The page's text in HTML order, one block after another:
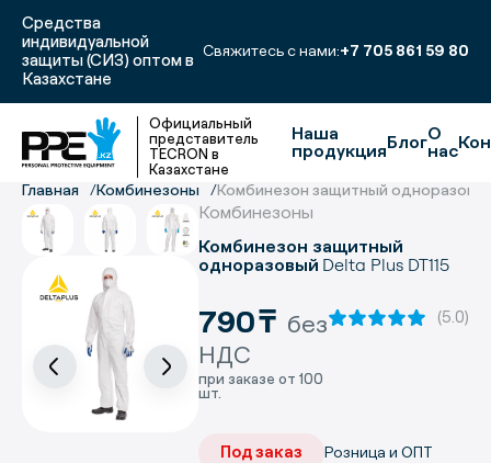
Средства
индивидуальной
защиты (СИЗ) оптом в
Казахстане
Свяжитесь с нами:+7 705 861 59 80
Официальный
представитель
TECRON в
Казахстане
Наша
продукцияБлогО
нас
Главная Комбинезоны Комбинезон защитный одноразовый
Комбинезоны
Комбинезон защитный
одноразовый Delta Plus DT115
790₸ без
НДС
при заказе от 100
шт.
(5.0)
Под заказ Розница и ОПТ